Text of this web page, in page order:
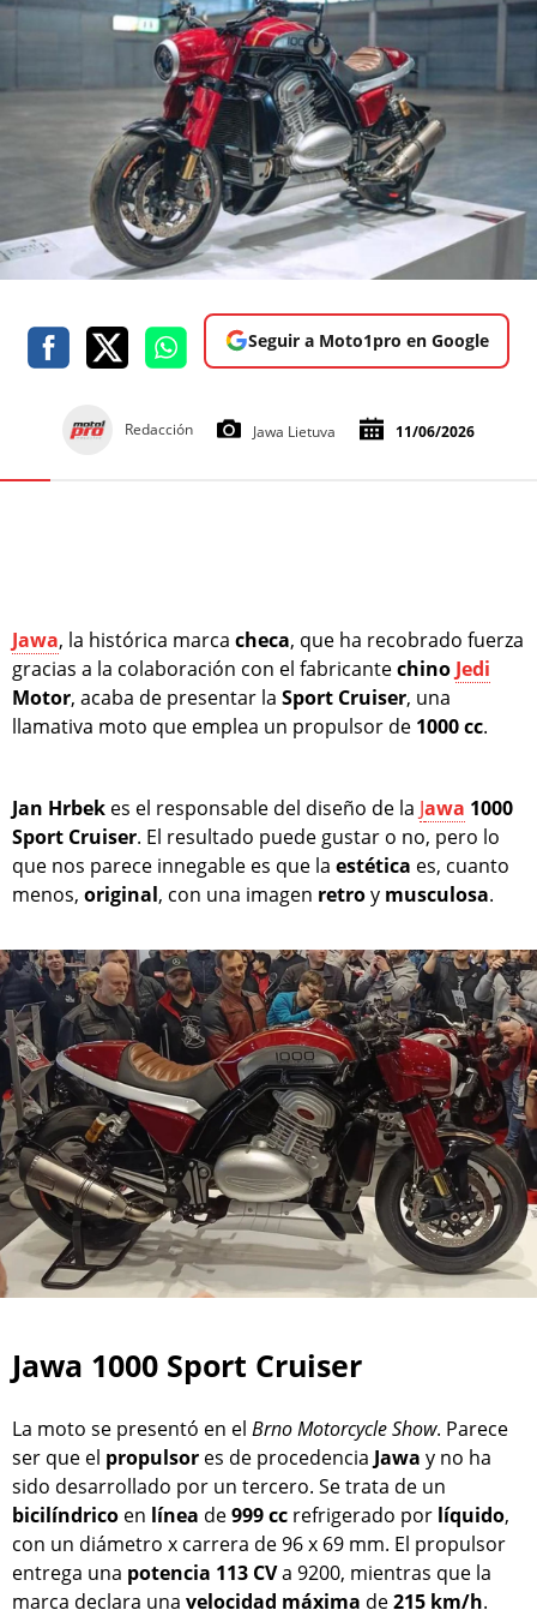
Seguir a Moto1pro en Google
Redacción Jawa Lietuva 11/06/2026
Jawa, la histórica marca checa, que ha recobrado fuerza
gracias a la colaboración con el fabricantechino Jedi
Motor, acaba de presentar la Sport Cruiser, una
llamativa moto que emplea un propulsor de 1000 cc.
Jan Hrbek es el responsable del diseño de la Jawa 1000
Sport Cruiser. El resultado puede gustar o no, pero lo
que nos parece innegable es que la estética es, cuanto
menos, original, con una imagen retroy musculosa.
Jawa 1000 Sport Cruiser
La moto se presentó en el Brno Motorcycle Show. Parece
ser que el propulsor es de procedencia Jawa y no ha
sido desarrollado por un tercero. Se trata de un
bicilíndrico en línea de999 cc refrigerado por líquido,
con un diámetro x carrera de 96 x 69 mm. El propulsor
entrega una potencia 113 CVa 9200, mientras que la
marca declara una velocidad máxima de215 km/h.